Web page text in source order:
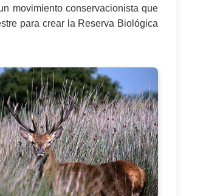
movimiento conservacionista que
para crear la Reserva Biológica